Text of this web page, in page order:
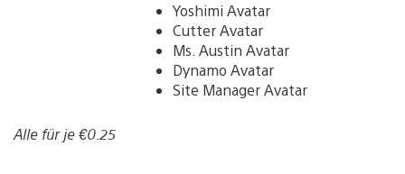
Yoshimi Avatar
Cutter Avatar
Ms. Austin Avatar
Dynamo Avatar
Site Manager Avatar
Alle für je €0.25